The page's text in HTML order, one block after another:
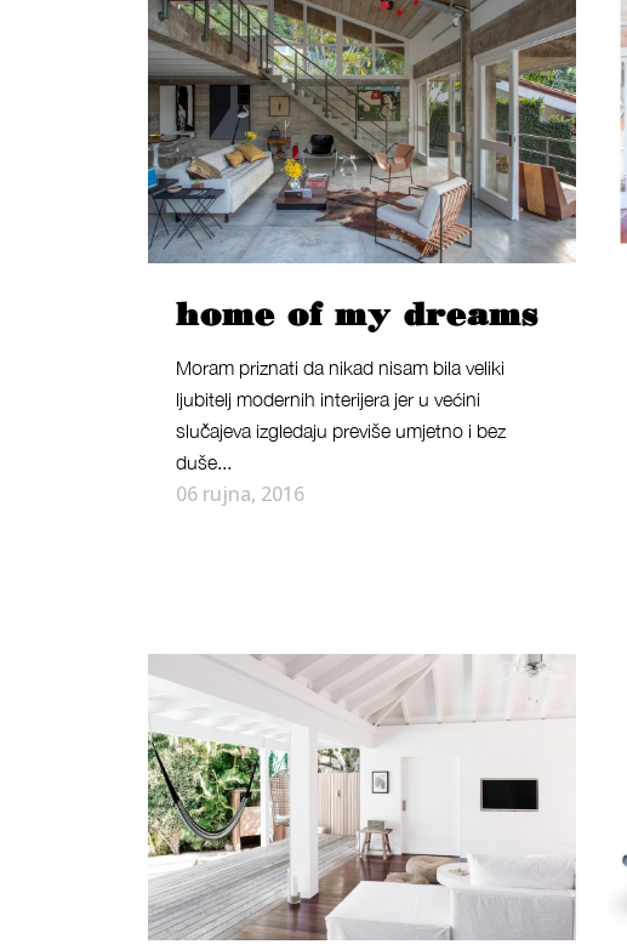
home of my dreams
Moram priznati da nikad nisam bila veliki
ljubitelj modernih interijera jer u većini
slučajeva izgledaju previše umjetno i bez
duše...
06 rujna, 2016